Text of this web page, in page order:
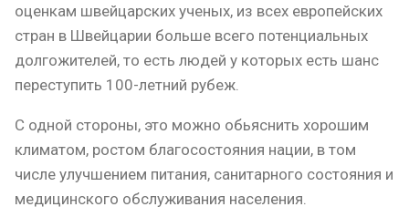
оценкам швейцарских ученых, из всех европейских
стран в Швейцарии больше всего потенциальных
долгожителей, то есть людей у которых есть шанс
переступить 100-летний рубеж.
С одной стороны, это можно обьяснить хорошим
климатом, ростом благосостояния нации, в том
числе улучшением питания, санитарного состояния и
медицинского обслуживания населения.